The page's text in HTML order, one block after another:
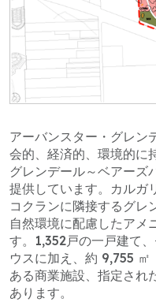
アーバンスター・グレン
会的、経済的、環境的に
グレンデール～ベアーズ
提供しています。カルガ
コクランに隣接するグレ
自然環境に配慮したアメ
す。1,352戸の一戸建て
ウスに加え、約 9,755
ある商業施設、指定され
あります。